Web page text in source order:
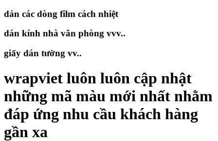
dán các dòng film cách nhiệt
dán kính nhà văn phòng vvv..
giấy dán tường vv..
wrapviet luôn luôn cập nhật
những mã màu mới nhất nhằm
đáp ứng nhu cầu khách hàng
gần xa